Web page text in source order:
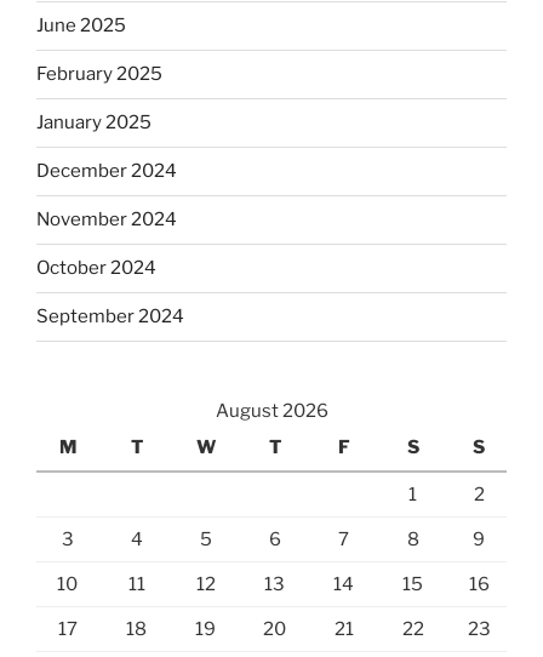
June 2025
February 2025
January 2025
December 2024
November 2024
October 2024
September 2024
August 2026
M
T W T F S S
1 2
3 4 5 6 7 8 9
10 11 12 13 14 15 16
17 18 19 20 21 22 23